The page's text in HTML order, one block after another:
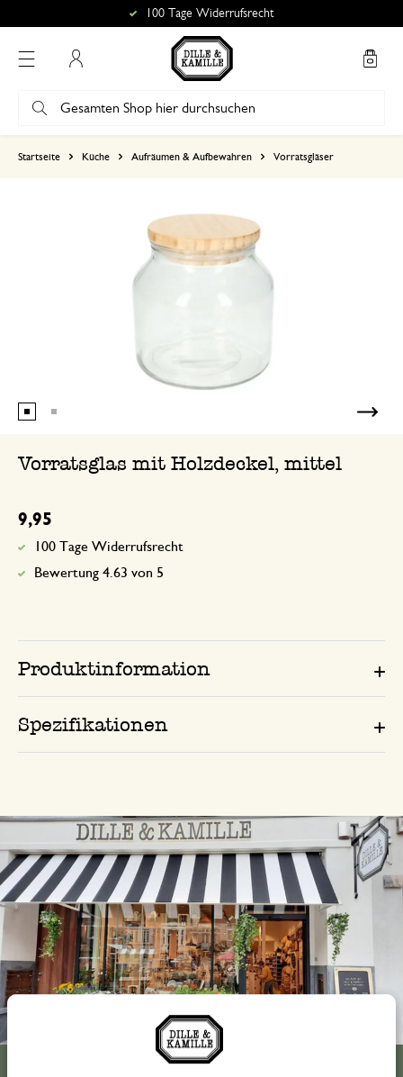
100 Tage Widerrufsrecht
Startseite Küche Aufräumen & Aufbewahren Vorratsgläser
Vorratsglas mit Holzdeckel, mittel
9,95
100 Tage Widerrufsrecht
Bewertung 4.63 von 5
Produktinformation
Spezifikationen
Immer in der Nähe
Alle 62 Geschäfte anzeigen